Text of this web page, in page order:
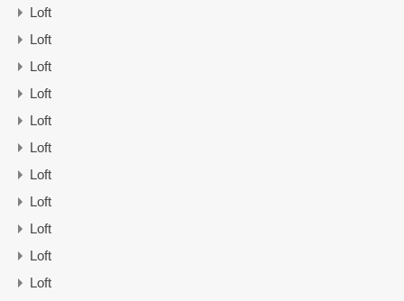
Loft
Loft
Loft
Loft
Loft
Loft
Loft
Loft
Loft
Loft
Loft